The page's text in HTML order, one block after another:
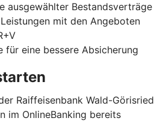
ausgewählter Bestandsverträge
mit den Angeboten
für eine bessere Absicherung
Raiffeisenbank Wald-Görisried
im OnlineBanking bereits